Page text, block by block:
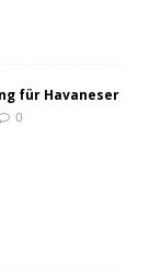
für Havaneser
0